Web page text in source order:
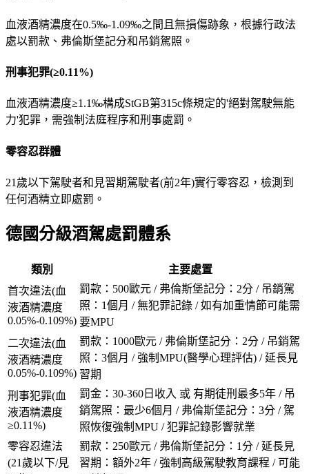
血液酒精濃度在0.5‰-1.09‰之間且無損傷跡象，根據行政法
處以罰款、弗倫斯堡記分和吊銷駕照。
刑事犯罪(≥0.11%)
血液酒精濃度≥1.1‰構成StGB第315c條規定的'絕對駕駛無能
力'犯罪，需強制法庭程序和刑事處罰。
零容忍群體
21歲以下駕駛者和見習期駕駛者(前2年)實行零容忍，檢測到
任何酒精立即處罰。
德國分級酒駕處罰體系
類別
主要處置
首次違法(血
液酒精濃度
0.05%-0.109%)
罰款：500歐元 / 弗倫斯堡記分：2分 / 吊銷駕
照：1個月 / 無犯罪記錄 / 如有加重情節可能需
要MPU
二次違法(血
液酒精濃度
0.05%-0.109%)
罰款：1000歐元 / 弗倫斯堡記分：2分 / 吊銷駕
照：3個月 / 強制MPU(醫學心理評估) / 延長見
習期
刑事犯罪(血
液酒精濃度
≥0.11%)
罰金：30-360日收入 或 有期徒刑最多5年 / 吊
銷駕照：最少6個月 / 弗倫斯堡記分：3分 / 駕
照恢復強制MPU / 犯罪記錄影響就業
零容忍違法
(21歲以下/見
罰款：250歐元 / 弗倫斯堡記分：1分 / 延長見
習期：額外2年 / 強制高級駕駛教育課程 / 可能